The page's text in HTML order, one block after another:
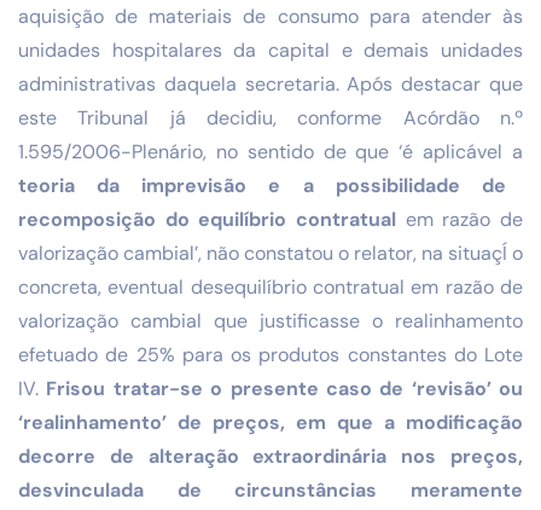
aquisição de materiais de consumo para atender às
unidades hospitalares da capital e demais unidades
administrativas daquela secretaria. Após destacar que
este Tribunal já decidiu, conforme Acórdão n.º
1.595/2006-Plenário, no sentido de que ‘é aplicável a
teoria da imprevisão e a possibilidade de
recomposição do equilíbrio contratual em razão de
valorização cambial’, não constatou o relator, na situaçÍ o
concreta, eventual desequilíbrio contratual em razão de
valorização cambial que justificasse o realinhamento
efetuado de 25% para os produtos constantes do Lote
IV. Frisou tratar-se o presente caso de ‘revisão’ ou
‘realinhamento’ de preços, em que a modificação
decorre de alteração extraordinária nos preços,
desvinculada de circunstâncias meramente